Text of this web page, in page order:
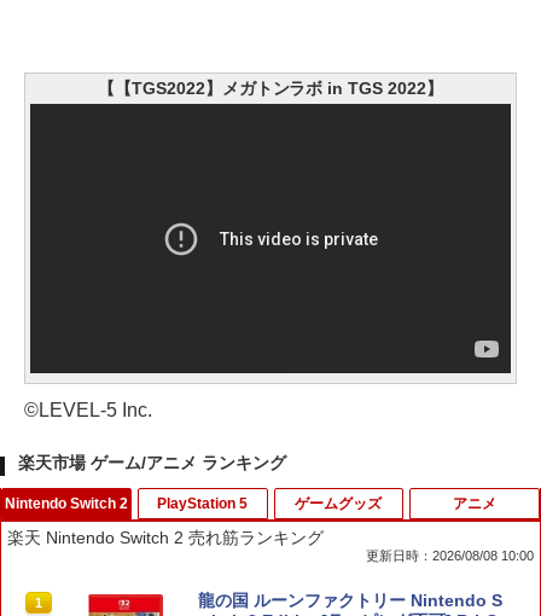
【【TGS2022】メガトンラボ in TGS 2022】
©LEVEL-5 Inc.
楽天市場 ゲーム/アニメ ランキング
Nintendo Switch 2
楽天 Nintendo Switch 2 売れ筋ランキング
更新日時：2026/08/08 10:00
1
龍の国 ルーンファクトリー Nintendo S
PlayStation 5 ゲームグッズ アニメ